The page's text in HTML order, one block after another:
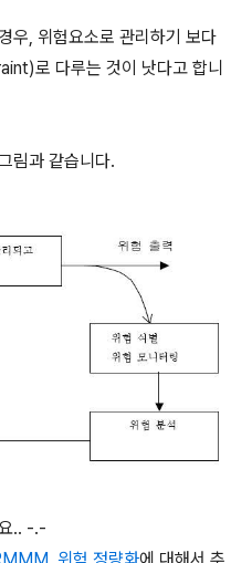
우, 위험요소로 관리하기 보다
로 다루는 것이 낫다고 합니
림과 같습니다.
.. -.-